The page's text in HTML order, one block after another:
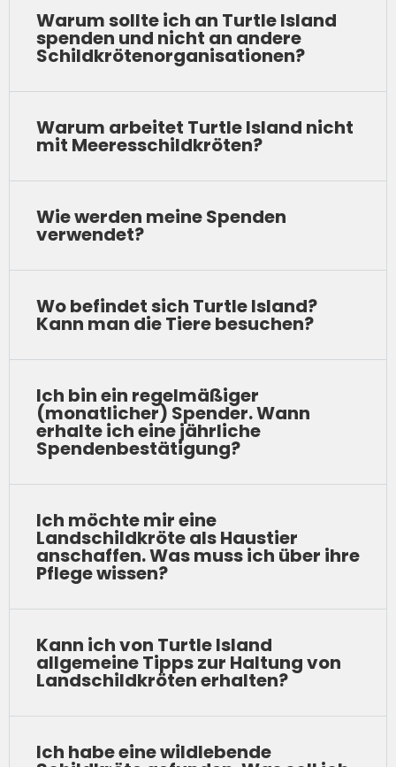
Warum sollte ich an Turtle Island
spenden und nicht an andere
Schildkrötenorganisationen?
Warum arbeitet Turtle Island nicht
mit Meeresschildkröten?
Wie werden meine Spenden
verwendet?
Wo befindet sich Turtle Island?
Kann man die Tiere besuchen?
Ich bin ein regelmäßiger
(monatlicher) Spender. Wann
erhalte ich eine jährliche
Spendenbestätigung?
Ich möchte mir eine
Landschildkröte als Haustier
anschaffen. Was muss ich über ihre
Pflege wissen?
Kann ich von Turtle Island
allgemeine Tipps zur Haltung von
Landschildkröten erhalten?
Ich habe eine wildlebende